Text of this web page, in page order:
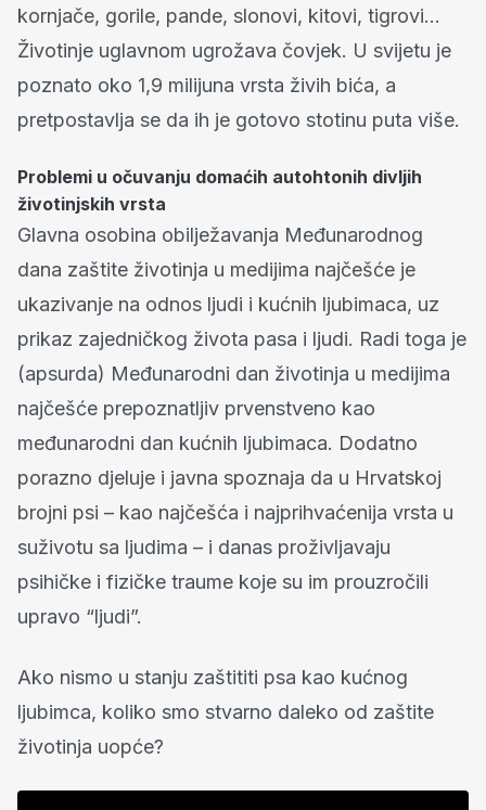
kornjače, gorile, pande, slonovi, kitovi, tigrovi…
Životinje uglavnom ugrožava čovjek. U svijetu je
poznato oko 1,9 milijuna vrsta živih bića, a
pretpostavlja se da ih je gotovo stotinu puta više.
Problemi u očuvanju domaćih autohtonih divljih
životinjskih vrsta
Glavna osobina obilježavanja Međunarodnog
dana zaštite životinja u medijima najčešće je
ukazivanje na odnos ljudi i kućnih ljubimaca, uz
prikaz zajedničkog života pasa i ljudi. Radi toga je
(apsurda) Međunarodni dan životinja u medijima
najčešće prepoznatljiv prvenstveno kao
međunarodni dan kućnih ljubimaca. Dodatno
porazno djeluje i javna spoznaja da u Hrvatskoj
brojni psi – kao najčešća i najprihvaćenija vrsta u
suživotu sa ljudima – i danas proživljavaju
psihičke i fizičke traume koje su im prouzročili
upravo “ljudi”.
Ako nismo u stanju zaštititi psa kao kućnog
ljubimca, koliko smo stvarno daleko od zaštite
životinja uopće?